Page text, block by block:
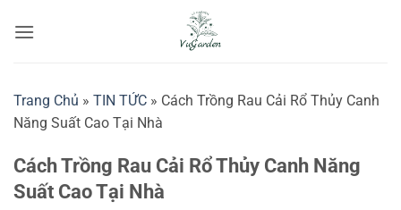
qua
Trang Chủ » TIN TỨC » Cách Trồng Rau Cải Rổ Thủy Canh
Năng Suất Cao Tại Nhà
Cách Trồng Rau Cải Rổ Thủy Canh Năng
Suất Cao Tại Nhà